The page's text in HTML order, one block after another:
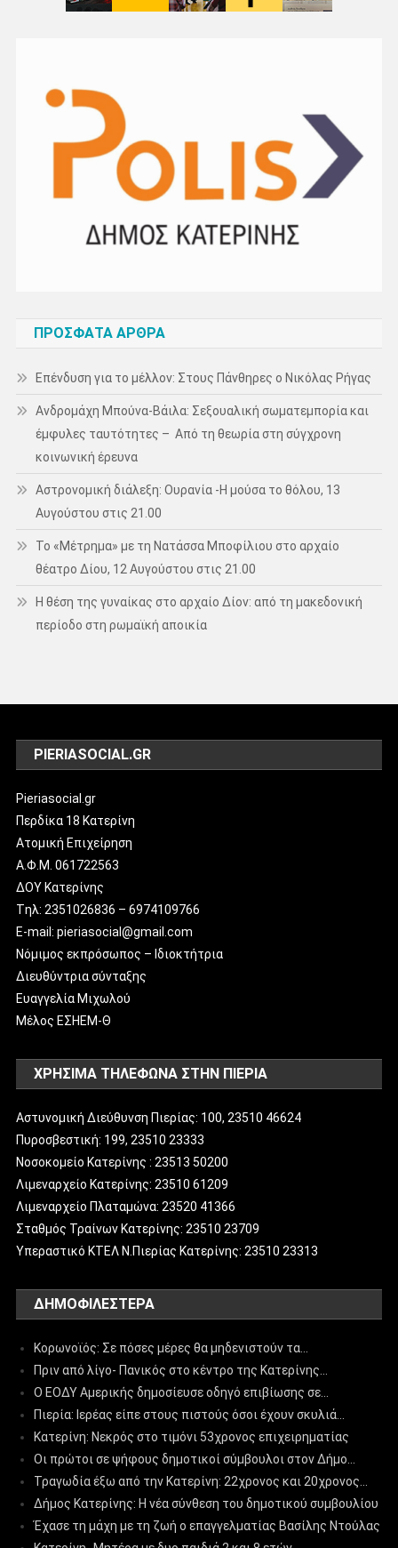
ΠΡΌΣΦΑΤΑ ΆΡΘΡΑ
Επένδυση για το μέλλον: Στους Πάνθηρες ο Νικόλας Ρήγας
Ανδρομάχη Μπούνα-Βάιλα: Σεξουαλική σωματεμπορία και
έμφυλες ταυτότητες – Από τη θεωρία στη σύγχρονη
κοινωνική έρευνα
Αστρονομική διάλεξη: Ουρανία -Η μούσα το θόλου, 13
Αυγούστου στις 21.00
Το «Μέτρημα» με τη Νατάσσα Μποφίλιου στο αρχαίο
θέατρο Δίου, 12 Αυγούστου στις 21.00
Η θέση της γυναίκας στο αρχαίο Δίον: από τη μακεδονική
περίοδο στη ρωμαϊκή αποικία
PIERIASOCIAL.GR
Pieriasocial.gr
Περδίκα 18 Κατερίνη
Ατομική Επιχείρηση
Α.Φ.Μ. 061722563
ΔΟΥ Κατερίνης
Tηλ: 2351026836 – 6974109766
E-mail: pieriasocial@gmail.com
Νόμιμος εκπρόσωπος – Ιδιοκτήτρια
Διευθύντρια σύνταξης
Ευαγγελία Μιχωλού
Μέλος ΕΣΗΕΜ-Θ
ΧΡΗΣΙΜΑ ΤΗΛΕΦΩΝΑ ΣΤΗΝ ΠΙΕΡΙΑ
Αστυνομική Διεύθυνση Πιερίας: 100, 23510 46624
Πυροσβεστική: 199, 23510 23333
Νοσοκομείο Κατερίνης : 23513 50200
Λιμεναρχείο Κατερίνης: 23510 61209
Λιμεναρχείο Πλαταμώνα: 23520 41366
Σταθμός Τραίνων Κατερίνης: 23510 23709
Υπεραστικό ΚΤΕΛ Ν.Πιερίας Κατερίνης: 23510 23313
ΔΗΜΟΦΙΛΈΣΤΕΡΑ
Κορωνοϊός: Σε πόσες μέρες θα μηδενιστούν τα…
Πριν από λίγο- Πανικός στο κέντρο της Κατερίνης…
Ο ΕΟΔΥ Αμερικής δημοσίευσε οδηγό επιβίωσης σε…
Πιερία: Ιερέας είπε στους πιστούς όσοι έχουν σκυλιά…
Κατερίνη: Νεκρός στο τιμόνι 53χρονος επιχειρηματίας
Οι πρώτοι σε ψήφους δημοτικοί σύμβουλοι στον Δήμο…
Τραγωδία έξω από την Κατερίνη: 22χρονος και 20χρονος…
Δήμος Κατερίνης: Η νέα σύνθεση του δημοτικού συμβουλίου
Έχασε τη μάχη με τη ζωή ο επαγγελματίας Βασίλης Ντούλας